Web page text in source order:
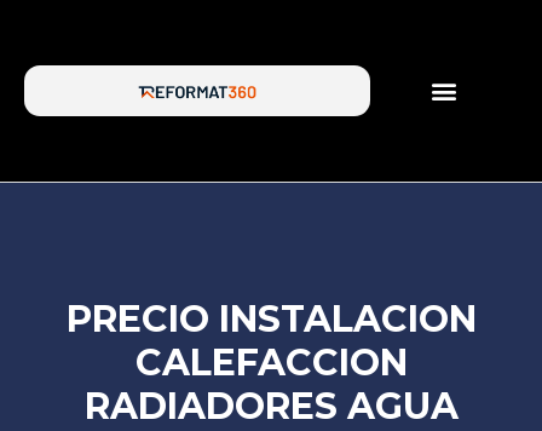
PRECIO INSTALACION
CALEFACCION
RADIADORES AGUA